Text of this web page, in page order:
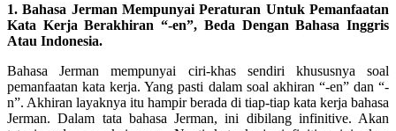
1. Bahasa Jerman Mempunyai Peraturan Untuk Pemanfaatan
Kata Kerja Berakhiran “-en”, Beda Dengan Bahasa Inggris
Atau Indonesia.
Bahasa Jerman mempunyai ciri-khas sendiri khususnya soal
pemanfaatan kata kerja. Yang pasti dalam soal akhiran “-en” dan “-
n”. Akhiran layaknya itu hampir berada di tiap-tiap kata kerja bahasa
Jerman. Dalam tata bahasa Jerman, ini dibilang infinitive. Akan